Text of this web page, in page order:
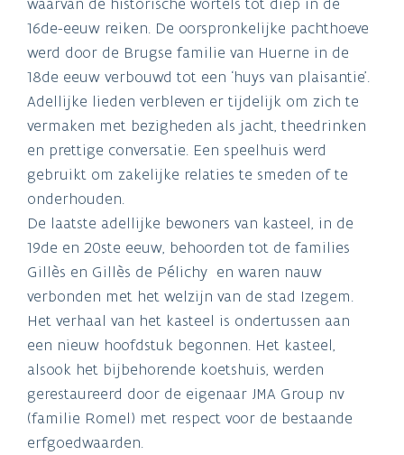
16de-eeuw reiken. De oorspronkelijke pachthoeve
werd door de Brugse familie van Huerne in de
18de eeuw verbouwd tot een ‘huys van plaisantie’.
Adellijke lieden verbleven er tijdelijk om zich te
vermaken met bezigheden als jacht, theedrinken
en prettige conversatie. Een speelhuis werd
gebruikt om zakelijke relaties te smeden of te
onderhouden.
De laatste adellijke bewoners van kasteel, in de
19de en 20ste eeuw, behoorden tot de families
Gillès en Gillès de Pélichy en waren nauw
verbonden met het welzijn van de stad Izegem.
Het verhaal van het kasteel is ondertussen aan
een nieuw hoofdstuk begonnen. Het kasteel,
alsook het bijbehorende koetshuis, werden
gerestaureerd door de eigenaar JMA Group nv
(familie Romel) met respect voor de bestaande
erfgoedwaarden.